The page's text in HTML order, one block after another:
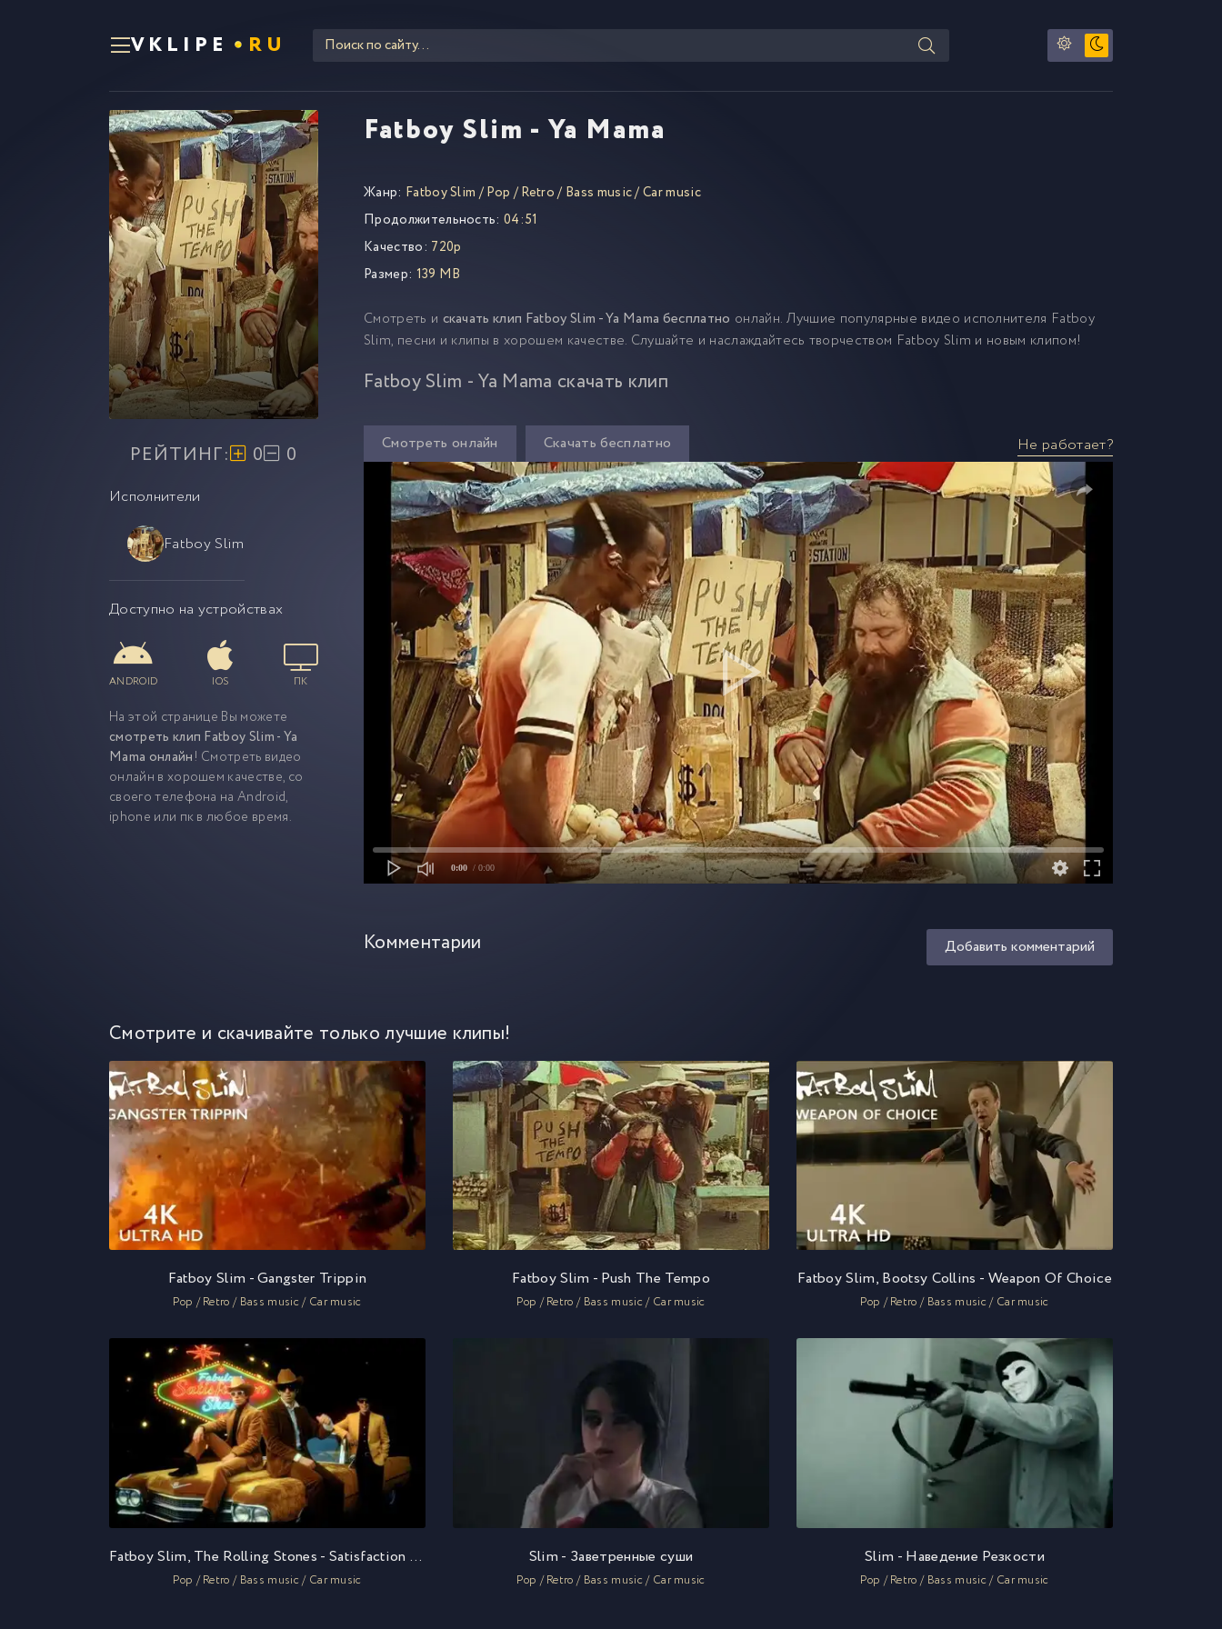
VKLIPE RU
Fatboy Slim - Ya Mama
РЕЙТИНГ: 0 0
Исполнители
Fatboy Slim
Доступно на устройствах
ANDROID IOS ПК
На этой странице Вы можете
смотреть клип Fatboy Slim - Ya
Mama онлайн! Смотреть видео
онлайн в хорошем качестве, со
своего телефона на Android,
iphone или пк в любое время.
Жанр: Fatboy Slim /Pop /Retro/ Bass music/Car music
Продолжительность: 04:51
Качество: 720p
Размер: 139 MB
Смотреть и скачать клип Fatboy Slim - Ya Mama бесплатно онлайн. Лучшие популярные видео исполнителя Fatboy
Slim, песни и клипы в хорошем качестве. Слушайте и наслаждайтесь творчеством Fatboy Slim и новым клипом!
Fatboy Slim - Ya Mama скачать клип
Смотреть онлайн Скачать бесплатно Не работает?
0:00 / 0:00
Комментарии Добавить комментарий
Смотрите и скачивайте только лучшие клипы!
Fatboy Slim - Gangster Trippin
Pop / Retro / Bass music / Car music
Fatboy Slim - Push The Tempo
Pop / Retro / Bass music / Car music
Fatboy Slim, Bootsy Collins - Weapon Of Choice
Pop / Retro / Bass music / Car music
Fatboy Slim, The Rolling Stones - Satisfaction Skank
Pop / Retro / Bass music / Car music
Slim - Заветренные суши
Pop / Retro / Bass music / Car music
Slim - Наведение Резкости
Pop / Retro / Bass music / Car music